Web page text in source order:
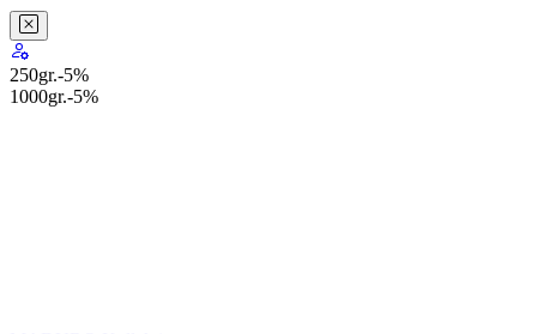
250gr.-5%
1000gr.-5%